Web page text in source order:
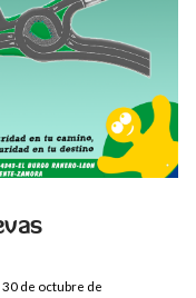
30 de octubre de